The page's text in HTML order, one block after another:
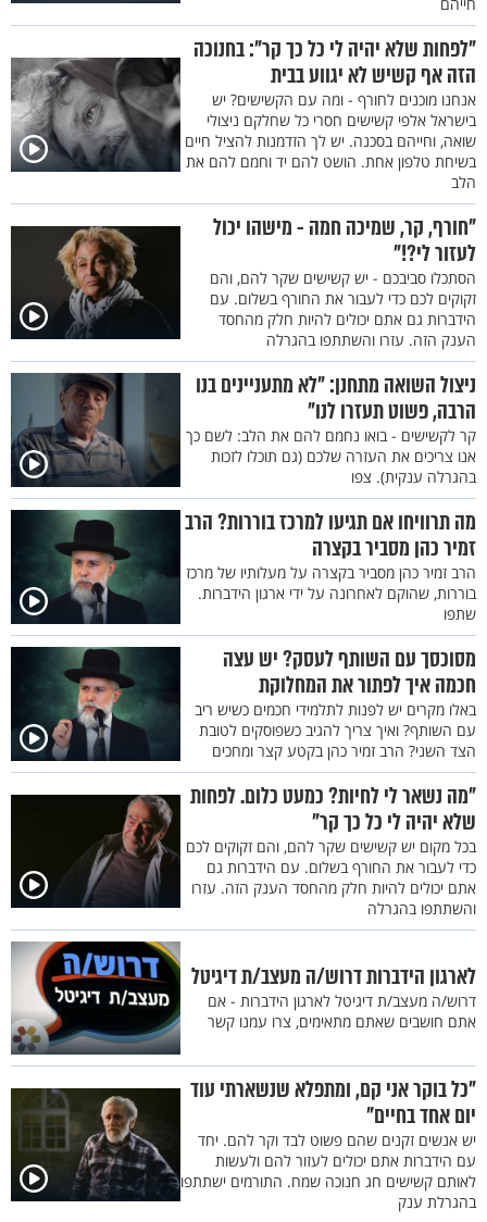
"לפחות שלא יהיה לי כל כך קר": בחנוכה
הזה אף קשיש לא יגווע בבית
אנחנו מוכנים לחורף - ומה עם הקשישים? יש
בישראל אלפי קשישים חסרי כל שחלקם ניצולי
שואה, וחייהם בסכנה. יש לך הזדמנות להציל חיים
בשיחת טלפון אחת. הושט להם יד וחמם להם את
הלב
"חורף, קר, שמיכה חמה - מישהו יכול
לעזור לי?!"
הסתכלו סביבכם - יש קשישים שקר להם, והם
זקוקים לכם כדי לעבור את החורף בשלום. עם
הידברות גם אתם יכולים להיות חלק מהחסד
הענק הזה. עזרו והשתתפו בהגרלה
ניצול השואה מתחנן: "לא מתעניינים בנו
הרבה, פשוט תעזרו לנו"
קר לקשישים - בואו נחמם להם את הלב: לשם כך
אנו צריכים את העזרה שלכם (גם תוכלו לזכות
בהגרלה ענקית). צפו
מה תרוויחו אם תגיעו למרכז בוררות? הרב
זמיר כהן מסביר בקצרה
הרב זמיר כהן מסביר בקצרה על מעלותיו של מרכז
בוררות, שהוקם לאחרונה על ידי ארגון הידברות.
שתפו
מסוכסך עם השותף לעסק? יש עצה
חכמה איך לפתור את המחלוקת
באלו מקרים יש לפנות לתלמידי חכמים כשיש ריב
עם השותף? ואיך צריך להגיב כשפוסקים לטובת
הצד השני? הרב זמיר כהן בקטע קצר ומחכים
"מה נשאר לי לחיות? כמעט כלום. לפחות
שלא יהיה לי כל כך קר"
בכל מקום יש קשישים שקר להם, והם זקוקים לכם
כדי לעבור את החורף בשלום. עם הידברות גם
אתם יכולים להיות חלק מהחסד הענק הזה. עזרו
והשתתפו בהגרלה
לארגון הידברות דרוש/ה מעצב/ת דיגיטל
דרוש/ה מעצב/ת דיגיטל לארגון הידברות - אם
אתם חושבים שאתם מתאימים, צרו עמנו קשר
"כל בוקר אני קם, ומתפלא שנשארתי עוד
יום אחד בחיים"
יש אנשים זקנים שהם פשוט לבד וקר להם. יחד
עם הידברות אתם יכולים לעזור להם ולעשות
לאותם קשישים חג חנוכה שמח. התורמים ישתתפו
בהגרלת ענק